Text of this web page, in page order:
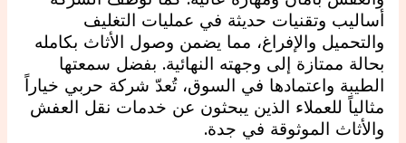
أساليب وتقنيات حديثة في عمليات التغليف
والتحميل والإفراغ، مما يضمن وصول الأثاث بكامله
بحالة ممتازة إلى وجهته النهائية. بفضل سمعتها
الطيبة واعتمادها في السوق، تُعدّ شركة حربي خياراً
مثالياً للعملاء الذين يبحثون عن خدمات نقل العفش
والأثاث الموثوقة في جدة.